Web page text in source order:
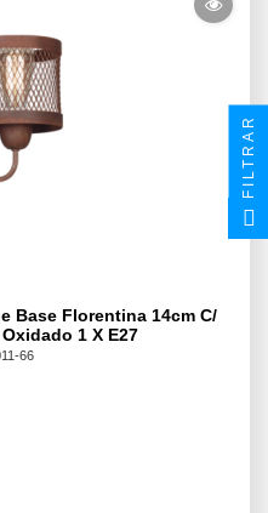
Base Florentina 14cm C/
1 X E27
66
FILTRAR